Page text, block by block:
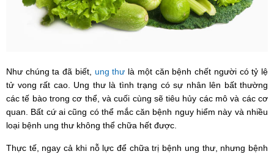
Như chúng ta đã biết, ung thư là một căn bệnh chết người có tỷ lệ
tử vong rất cao. Ung thư là tình trạng có sự nhân lên bất thường
các tế bào trong cơ thể, và cuối cùng sẽ tiêu hủy các mô và các cơ
quan. Bất cứ ai cũng có thể mắc căn bệnh nguy hiểm này và nhiều
loại bệnh ung thư không thể chữa hết được.
Thực tế, ngay cả khi nỗ lực để chữa trị bệnh ung thư, nhưng bệnh